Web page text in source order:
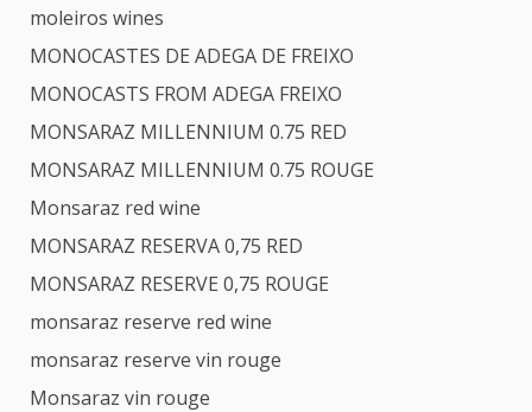
moleiros wines
MONOCASTES DE ADEGA DE FREIXO
MONOCASTS FROM ADEGA FREIXO
MONSARAZ MILLENNIUM 0.75 RED
MONSARAZ MILLENNIUM 0.75 ROUGE
Monsaraz red wine
MONSARAZ RESERVA 0,75 RED
MONSARAZ RESERVE 0,75 ROUGE
monsaraz reserve red wine
monsaraz reserve vin rouge
Monsaraz vin rouge